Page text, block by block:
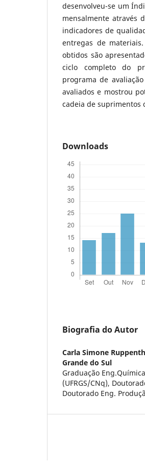
desenvolveu-se um
mensalmente através
indicadores de
entregas de
obtidos são
ciclo completo do
programa de
avaliados e mostrou
cadeia de suprimentos
Downloads
Biografia do Autor
Carla Simone
Grande do Sul
Graduação
(UFRGS/CNq),
Doutorado Eng.